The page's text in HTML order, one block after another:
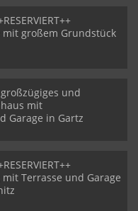
großem Grundstück
großzügiges und
mit
Garage in Gartz
Terrasse und Garage